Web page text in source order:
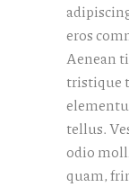
eros
Aenean
tristique
tellus.
odio
quam,